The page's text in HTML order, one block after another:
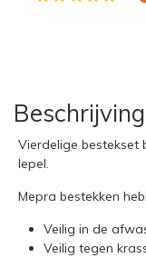
Beschrijving
Vierdelige bestekset
lepel.
Mepra bestekken
Veilig in de
Veilig tegen